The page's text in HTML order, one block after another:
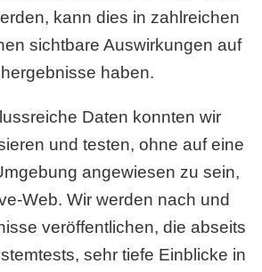
kann dies in zahlreichen
sichtbare Auswirkungen auf
haben.
Daten konnten wir
und testen, ohne auf eine
angewiesen zu sein,
Web. Wir werden nach und
veröffentlichen, die abseits
sehr tiefe Einblicke in